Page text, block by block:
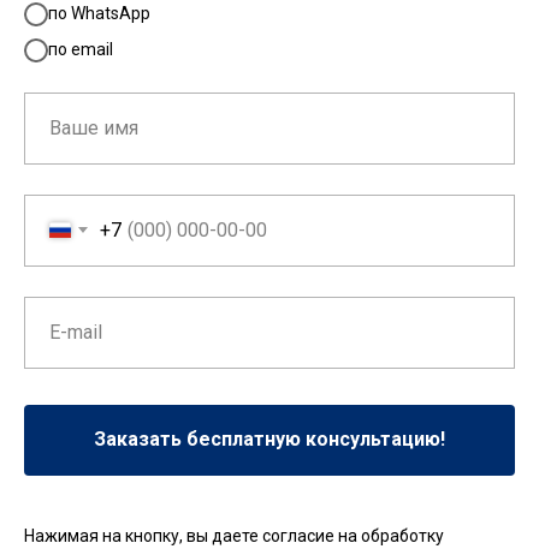
по WhatsApp
по email
+7
Заказать бесплатную консультацию!
Нажимая на кнопку, вы даете согласие на обработку